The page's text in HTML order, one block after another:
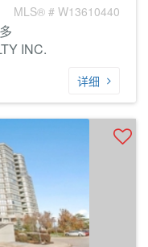
MLS® # W13610440
INC.
详细